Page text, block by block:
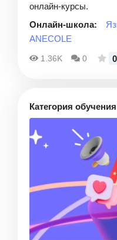
онлайн-курсы.
Онлайн-школа:
ANECOLE
1.36K 0
Категория